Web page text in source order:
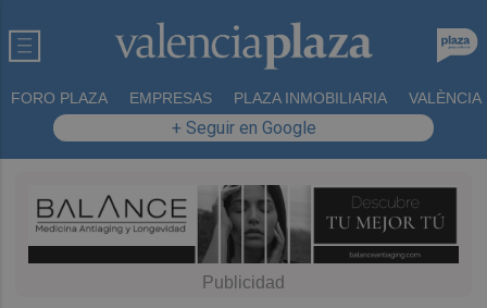
FORO PLAZA EMPRESAS PLAZA INMOBILIARIA VALÈNCIA
+ Seguir en Google